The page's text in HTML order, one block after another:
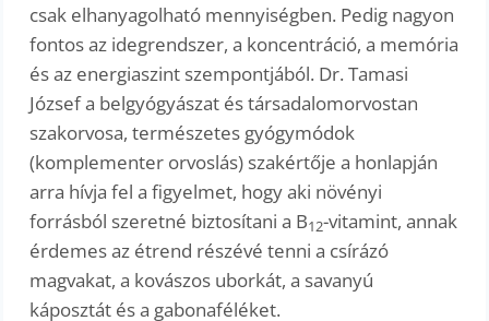
csak elhanyagolható mennyiségben. Pedig nagyon
fontos az idegrendszer, a koncentráció, a memória
és az energiaszint szempontjából. Dr. Tamasi
József a belgyógyászat és társadalomorvostan
szakorvosa, természetes gyógymódok
(komplementer orvoslás) szakértője a honlapján
arra hívja fel a figyelmet, hogy aki növényi
forrásból szeretné biztosítani a B12-vitamint, annak
érdemes az étrend részévé tenni a csírázó
magvakat, a kovászos uborkát, a savanyú
káposztát és a gabonaféléket.